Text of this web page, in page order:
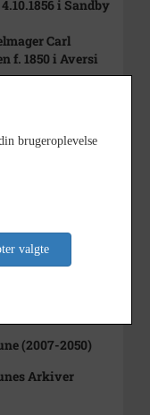
i Sandby
Carl
f. 1850 i Aversi
(2007-2050)
Arkiver
brugeroplevelse
valgte